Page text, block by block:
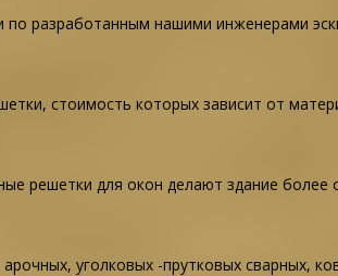
по разработанным нашими инженерами
стоимость которых зависит от
решетки для окон делают здание
уголковых -прутковых сварных,